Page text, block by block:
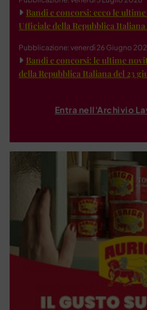
Bandi e concorsi: ecco le
Ufficiale della Repubblica
Pubblicazione: venerdì 26 Giugno
Bandi e concorsi: le ultime
della Repubblica Italiana del 23
Entra nell'Archivio